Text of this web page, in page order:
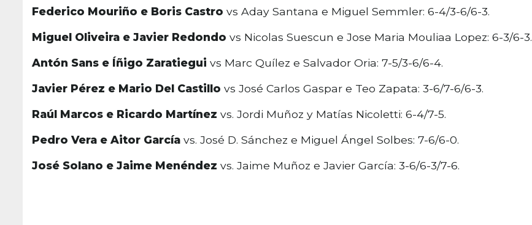
Federico Mouriño e Boris Castro vs Aday Santana e Miguel Semmler: 6-4/3-6/6-3.
Miguel Oliveira e Javier Redondo vs Nicolas Suescun e Jose Maria Mouliaa Lopez: 6-3/6-3.
Antón Sans e Íñigo Zaratiegui vs Marc Quílez e Salvador Oria: 7-5/3-6/6-4.
Javier Pérez e Mario Del Castillo vs José Carlos Gaspar e Teo Zapata: 3-6/7-6/6-3.
Raúl Marcos e Ricardo Martínez vs. Jordi Muñoz y Matías Nicoletti: 6-4/7-5.
Pedro Vera e Aitor García vs. José D. Sánchez e Miguel Ángel Solbes: 7-6/6-0.
José Solano e Jaime Menéndez vs. Jaime Muñoz e Javier García: 3-6/6-3/7-6.